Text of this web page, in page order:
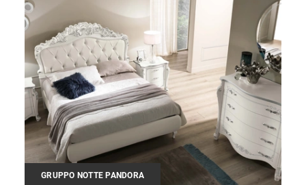
GRUPPO NOTTE PANDORA